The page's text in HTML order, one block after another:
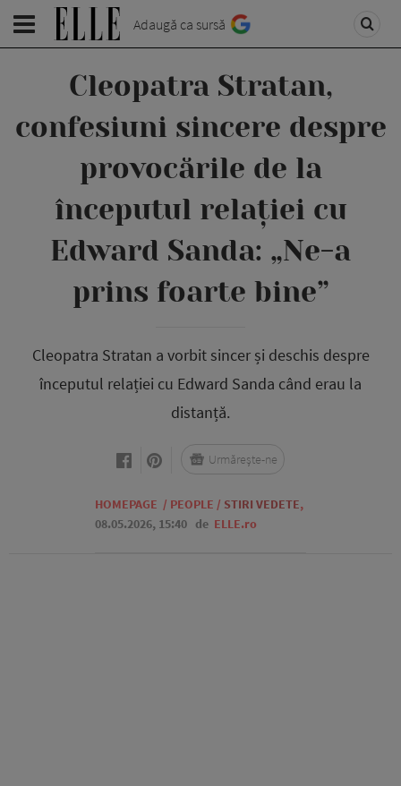
Adaugă ca sursă
Cleopatra Stratan,
confesiuni sincere despre
provocările de la
începutul relației cu
Edward Sanda: „Ne-a
prins foarte bine”
Cleopatra Stratan a vorbit sincer și deschis despre
începutul relației cu Edward Sanda când erau la
distanță.
HOMEPAGE / PEOPLE / STIRI VEDETE,
08.05.2026, 15:40 de ELLE.ro
Urmărește-ne